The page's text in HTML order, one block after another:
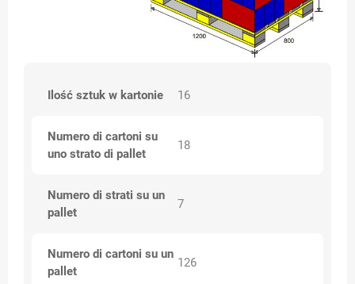
Ilość sztuk w kartonie 16
Numero di cartoni su
uno strato di pallet
18
Numero di strati su un
pallet
7
Numero di cartoni su un
pallet
126